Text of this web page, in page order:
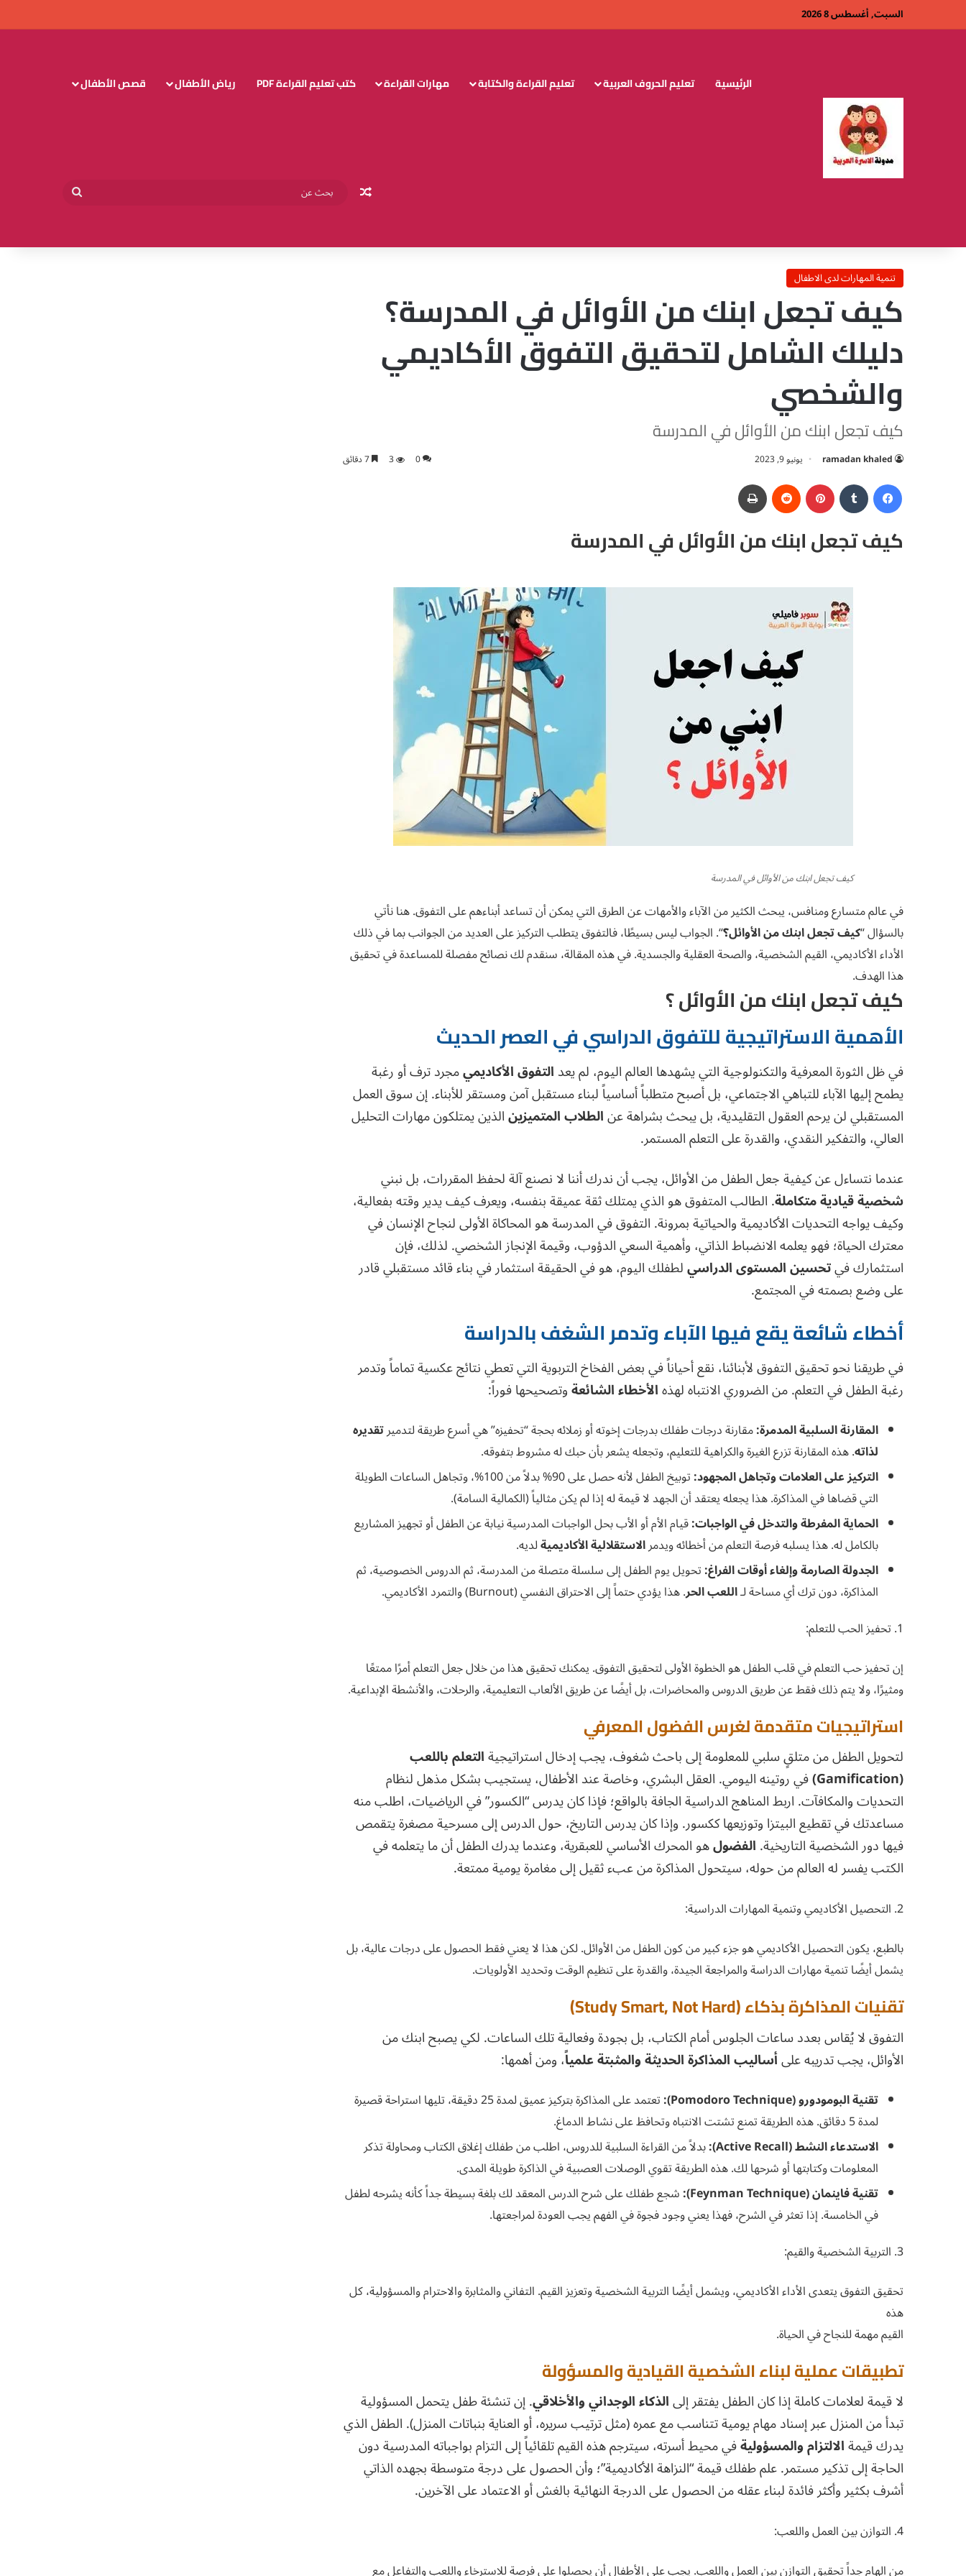
السبت, أغسطس 8 2026
الرئيسية تعليم الحروف العربية تعليم القراءة والكتابة مهارات القراءة كتب تعليم القراءة PDF رياض الأطفال قصص الأطفال
مقال عشوائي
تنمية المهارات لدى الاطفال
كيف تجعل ابنك من الأوائل في المدرسة؟
دليلك الشامل لتحقيق التفوق الأكاديمي
والشخصي
كيف تجعل ابنك من الأوائل في المدرسة
ramadan khaled يونيو 9, 2023 0
3
بينتيريست
كيف تجعل ابنك من الأوائل في المدرسة
كيف تجعل ابنك من الأوائل في المدرسة
في عالم متسارع ومنافس، يبحث الكثير من الآباء والأمهات عن الطرق التي يمكن أن تساعد أبناءهم على التفوق. هنا نأتي
بالسؤال “كيف تجعل ابنك من الأوائل؟“. الجواب ليس بسيطًا، فالتفوق يتطلب التركيز على العديد من الجوانب بما في ذلك
الأداء الأكاديمي، القيم الشخصية، والصحة العقلية والجسدية. في هذه المقالة، سنقدم لك نصائح مفصلة للمساعدة في تحقيق
هذا الهدف.
كيف تجعل ابنك من الأوائل ؟
الأهمية الاستراتيجية للتفوق الدراسي في العصر الحديث
في ظل الثورة المعرفية والتكنولوجية التي يشهدها العالم اليوم، لم يعدالتفوق الأكاديميمجرد ترف أو رغبة
يطمح إليها الآباء للتباهي الاجتماعي، بل أصبح متطلباً أساسياً لبناء مستقبل آمن ومستقر للأبناء. إن سوق العمل
المستقبلي لن يرحم العقول التقليدية، بل يبحث بشراهة عنالطلاب المتميزينالذين يمتلكون مهارات التحليل
العالي، والتفكير النقدي، والقدرة على التعلم المستمر.
عندما نتساءل عن كيفية جعل الطفل من الأوائل، يجب أن ندرك أننا لا نصنع آلة لحفظ المقررات، بل نبني
شخصية قيادية متكاملة. الطالب المتفوق هو الذي يمتلك ثقة عميقة بنفسه، ويعرف كيف يدير وقته بفعالية،
وكيف يواجه التحديات الأكاديمية والحياتية بمرونة. التفوق في المدرسة هو المحاكاة الأولى لنجاح الإنسان في
معترك الحياة؛ فهو يعلمه الانضباط الذاتي، وأهمية السعي الدؤوب، وقيمة الإنجاز الشخصي. لذلك، فإن
استثمارك فيتحسين المستوى الدراسيلطفلك اليوم، هو في الحقيقة استثمار في بناء قائد مستقبلي قادر
على وضع بصمته في المجتمع.
أخطاء شائعة يقع فيها الآباء وتدمر الشغف بالدراسة
في طريقنا نحو تحقيق التفوق لأبنائنا، نقع أحياناً في بعض الفخاخ التربوية التي تعطي نتائج عكسية تماماً وتدمر
رغبة الطفل في التعلم. من الضروري الانتباه لهذهالأخطاء الشائعةوتصحيحها فوراً:
المقارنة السلبية المدمرة:مقارنة درجات طفلك بدرجات إخوته أو زملائه بحجة “تحفيزه” هي أسرع طريقة لتدميرتقديره
لذاته. هذه المقارنة تزرع الغيرة والكراهية للتعليم، وتجعله يشعر بأن حبك له مشروط بتفوقه.
التركيز على العلامات وتجاهل المجهود:
توبيخ الطفل لأنه حصل على 90% بدلاً من 100%، وتجاهل الساعات الطويلة
التي قضاها في المذاكرة. هذا يجعله يعتقد أن الجهد لا قيمة له إذا لم يكن مثالياً (الكمالية السامة).
الحماية المفرطة والتدخل في الواجبات:قيام الأم أو الأب بحل الواجبات المدرسية نيابة عن الطفل أو تجهيز المشاريع
بالكامل له. هذا يسلبه فرصة التعلم من أخطائه ويدمرالاستقلالية الأكاديميةلديه.
الجدولة الصارمة وإلغاء أوقات الفراغ:تحويل يوم الطفل إلى سلسلة متصلة من المدرسة، ثم الدروس الخصوصية، ثم
المذاكرة، دون ترك أي مساحة لـاللعب الحر. هذا يؤدي حتماً إلى الاحتراق النفسي (Burnout) والتمرد الأكاديمي.
1. تحفيز الحب للتعلم:
إن تحفيز حب التعلم في قلب الطفل هو الخطوة الأولى لتحقيق التفوق. يمكنك تحقيق هذا من خلال جعل التعلم أمرًا ممتعًا
ومثيرًا، ولا يتم ذلك فقط عن طريق الدروس والمحاضرات، بل أيضًا عن طريق الألعاب التعليمية، والرحلات، والأنشطة الإبداعية.
استراتيجيات متقدمة لغرس الفضول المعرفي
لتحويل الطفل من متلقٍ سلبي للمعلومة إلى باحث شغوف، يجب إدخال استراتيجيةالتعلم باللعب
(Gamification)
في روتينه اليومي. العقل البشري، وخاصة عند الأطفال، يستجيب بشكل مذهل لنظام
التحديات والمكافآت. اربط المناهج الدراسية الجافة بالواقع؛ فإذا كان يدرس “الكسور” في الرياضيات، اطلب منه
مساعدتك في تقطيع البيتزا وتوزيعها ككسور. وإذا كان يدرس التاريخ، حول الدرس إلى مسرحية مصغرة يتقمص
فيها دور الشخصية التاريخية.الفضولهو المحرك الأساسي للعبقرية، وعندما يدرك الطفل أن ما يتعلمه في
الكتب يفسر له العالم من حوله، سيتحول المذاكرة من عبء ثقيل إلى مغامرة يومية ممتعة.
2. التحصيل الأكاديمي وتنمية المهارات الدراسية:
بالطبع، يكون التحصيل الأكاديمي هو جزء كبير من كون الطفل من الأوائل. لكن هذا لا يعني فقط الحصول على درجات عالية، بل
يشمل أيضًا تنمية مهارات الدراسة والمراجعة الجيدة، والقدرة على تنظيم الوقت وتحديد الأولويات.
تقنيات المذاكرة بذكاء (Study Smart, Not Hard)
التفوق لا يُقاس بعدد ساعات الجلوس أمام الكتاب، بل بجودة وفعالية تلك الساعات. لكي يصبح ابنك من
الأوائل، يجب تدريبه علىأساليب المذاكرة الحديثة والمثبتة علمياً، ومن أهمها:
تقنية البومودورو (Pomodoro Technique):
تعتمد على المذاكرة بتركيز عميق لمدة 25 دقيقة، تليها استراحة قصيرة
لمدة 5 دقائق. هذه الطريقة تمنع تشتت الانتباه وتحافظ على نشاط الدماغ.
الاستدعاء النشط (Active Recall):
بدلاً من القراءة السلبية للدروس، اطلب من طفلك إغلاق الكتاب ومحاولة تذكر
المعلومات وكتابتها أو شرحها لك. هذه الطريقة تقوي الوصلات العصبية في الذاكرة طويلة المدى.
تقنية فاينمان (Feynman Technique):
شجع طفلك على شرح الدرس المعقد لك بلغة بسيطة جداً كأنه يشرحه لطفل
في الخامسة. إذا تعثر في الشرح، فهذا يعني وجود فجوة في الفهم يجب العودة لمراجعتها.
3. التربية الشخصية والقيم:
تحقيق التفوق يتعدى الأداء الأكاديمي، ويشمل أيضًا التربية الشخصية وتعزيز القيم. التفاني والمثابرة والاحترام والمسؤولية، كل
هذه
القيم مهمة للنجاح في الحياة.
تطبيقات عملية لبناء الشخصية القيادية والمسؤولة
لا قيمة لعلامات كاملة إذا كان الطفل يفتقر إلىالذكاء الوجداني والأخلاقي. إن تنشئة طفل يتحمل المسؤولية
تبدأ من المنزل عبر إسناد مهام يومية تتناسب مع عمره (مثل ترتيب سريره، أو العناية بنباتات المنزل). الطفل الذي
يدرك قيمةالالتزام والمسؤوليةفي محيط أسرته، سيترجم هذه القيم تلقائياً إلى التزام بواجباته المدرسية دون
الحاجة إلى تذكير مستمر. علم طفلك قيمة “النزاهة الأكاديمية”؛ وأن الحصول على درجة متوسطة بجهده الذاتي
أشرف بكثير وأكثر فائدة لبناء عقله من الحصول على الدرجة النهائية بالغش أو الاعتماد على الآخرين.
4. التوازن بين العمل واللعب:
من الهام جداً تحقيق التوازن بين العمل واللعب. يجب على الأطفال أن يحصلوا على فرصة للاسترخاء واللعب والتفاعل مع